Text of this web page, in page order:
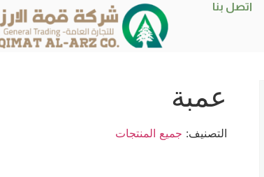
اتصل بنا
عمبة
التصنيف: جميع المنتجات